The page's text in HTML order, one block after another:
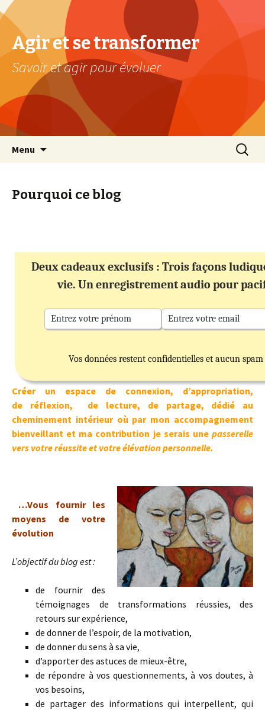
Agir et se transformer
Savoir et agir pour évoluer
Menu
Pourquoi ce blog
Deux cadeaux exclusifs : Trois façons
vie. Un enregistrement audio pour
Vos données restent confidentielles et aucun
Créer un espace de connexion, d’appropriation,
de réflexion, de lecture, de partage, dédié au
cheminement intérieur où par mon accompagnement
bienveillant et ma contribution je serais une passerelle
vers votre réussite et votre élévation personnelle.
…Vous fournir les
moyens de votre
évolution
L’objectif du blog est :
de fournir des
témoignages de transformations réussies, des
retours sur expérience,
de donner de l’espoir, de la motivation,
de donner du sens à sa vie,
d’apporter des astuces de mieux-être,
de répondre à vos questionnements, à vos doutes, à
vos besoins,
de partager des informations qui interpellent, qui